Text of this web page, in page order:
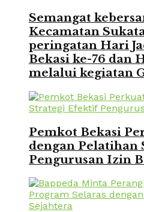
Semangat
Kecamatan
peringatan Hari
Bekasi ke-76 dan
melalui kegiatan
Pemkot Bekasi
dengan
Pengurusan Izin